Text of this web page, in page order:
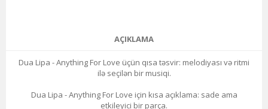
AÇIKLAMA
Dua Lipa - Anything For Love üçün qısa təsvir: melodiyası və ritmi
ilə seçilən bir musiqi.
Dua Lipa - Anything For Love için kısa açıklama: sade ama
etkileyici bir parça.